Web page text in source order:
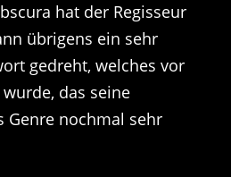
hat der Regisseur
übrigens ein sehr
gedreht, welches vor
das seine
Genre nochmal sehr